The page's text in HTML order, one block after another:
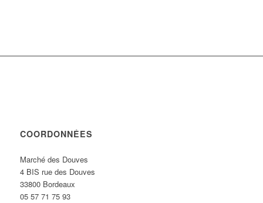
COORDONNÉES
Marché des Douves
4 BIS rue des Douves
33800 Bordeaux
05 57 71 75 93